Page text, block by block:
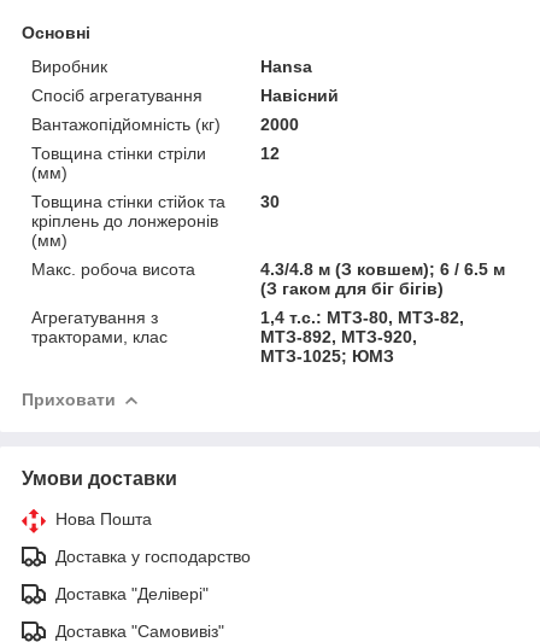
Основні
Виробник
Hansa
Спосіб агрегатування
Навісний
Вантажопідйомність (кг)
2000
Товщина стінки стріли
(мм)
12
Товщина стінки стійок та
кріплень до лонжеронів
(мм)
30
Макс. робоча висота
4.3/4.8 м (З ковшем); 6 / 6.5 м
(З гаком для біг бігів)
Агрегатування з
тракторами, клас
1,4 т.с.: МТЗ-80, МТЗ-82,
МТЗ-892, МТЗ-920,
МТЗ-1025; ЮМЗ
Приховати
Умови доставки
Нова Пошта
Доставка у господарство
Доставка "Делівері"
Доставка "Самовивіз"